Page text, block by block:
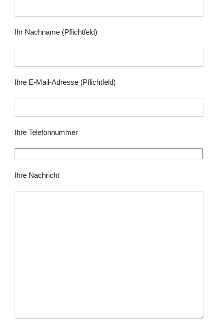
Ihr Nachname (Pflichtfeld)
Ihre E-Mail-Adresse (Pflichtfeld)
Ihre Telefonnummer
Ihre Nachricht